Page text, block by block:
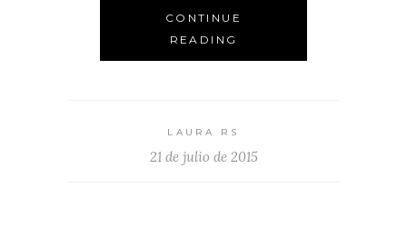
CONTINUE
READING
LAURA RS
21 de julio de 2015